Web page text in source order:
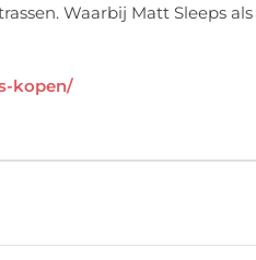
Waarbij Matt Sleeps
kopen/